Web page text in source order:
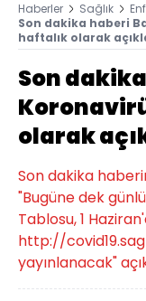
Haberler Sağlık
Son dakika haberi
haftalık olarak
Son
olarak
Son dakika
"Bugüne dek
Tablosu, 1
http://
yayınlanacak"